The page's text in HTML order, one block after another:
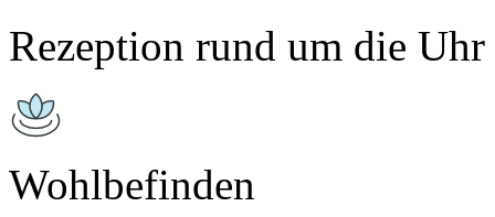
Rezeption rund um die
Wohlbefinden